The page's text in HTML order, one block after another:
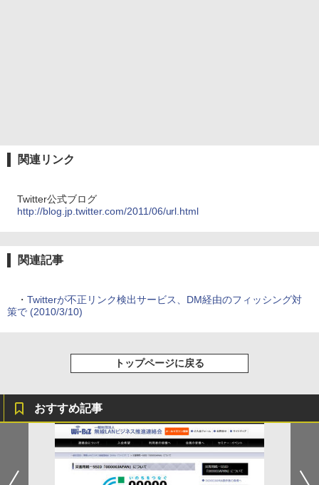
関連リンク
Twitter公式ブログ
http://blog.jp.twitter.com/2011/06/url.html
関連記事
・ Twitterが不正リンク検出サービス、DM経由のフィッシング対
策で (2010/3/10)
トップページに戻る
おすすめ記事